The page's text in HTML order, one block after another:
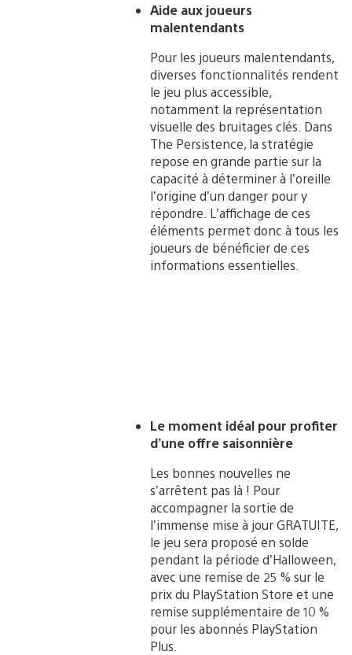
Aide aux joueurs
malentendants
Pour les joueurs malentendants,
diverses fonctionnalités rendent
le jeu plus accessible,
notamment la représentation
visuelle des bruitages clés. Dans
The Persistence, la stratégie
repose en grande partie sur la
capacité à déterminer à l’oreille
l’origine d’un danger pour y
répondre. L’affichage de ces
éléments permet donc à tous les
joueurs de bénéficier de ces
informations essentielles.
Le moment idéal pour profiter
d’une offre saisonnière
Les bonnes nouvelles ne
s’arrêtent pas là ! Pour
accompagner la sortie de
l’immense mise à jour GRATUITE,
le jeu sera proposé en solde
pendant la période d’Halloween,
avec une remise de 25 % sur le
prix du PlayStation Store et une
remise supplémentaire de 10 %
pour les abonnés PlayStation
Plus.